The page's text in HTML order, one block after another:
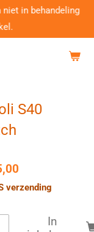
niet in behandeling
S40
verzending
In